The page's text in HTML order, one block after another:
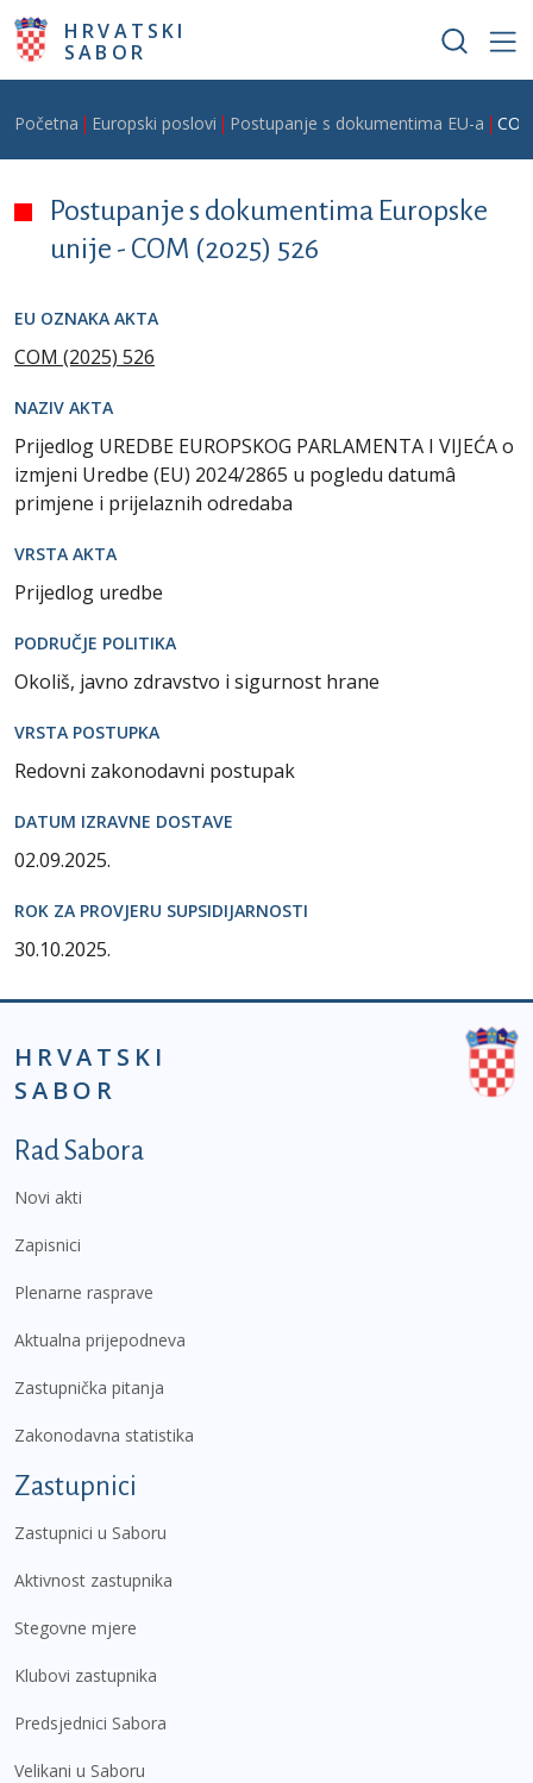
Skoči na glavni sadržaj
HRVATSKI
SABOR
Breadcrumb
Početna Europski poslovi Postupanje s dokumentima EU-a
Postupanje s dokumentima Europske
unije - COM (2025) 526
EU OZNAKA AKTA
COM (2025) 526
NAZIV AKTA
Prijedlog UREDBE EUROPSKOG PARLAMENTA I VIJEĆA o
izmjeni Uredbe (EU) 2024/2865 u pogledu datumâ
primjene i prijelaznih odredaba
VRSTA AKTA
Prijedlog uredbe
PODRUČJE POLITIKA
Okoliš, javno zdravstvo i sigurnost hrane
VRSTA POSTUPKA
Redovni zakonodavni postupak
DATUM IZRAVNE DOSTAVE
02.09.2025.
ROK ZA PROVJERU SUPSIDIJARNOSTI
30.10.2025.
HRVATSKI
SABOR
Podnožje prvi izbornik
Rad Sabora
Novi akti
Zapisnici
Plenarne rasprave
Aktualna prijepodneva
Zastupnička pitanja
Zakonodavna statistika
Zastupnici
Zastupnici u Saboru
Aktivnost zastupnika
Stegovne mjere
Klubovi zastupnika
Predsjednici Sabora
Velikani u Saboru